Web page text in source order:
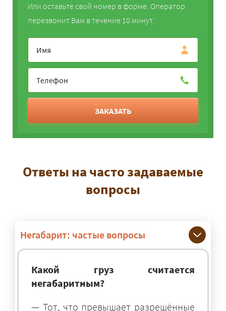
Или оставьте свой номер в форме. Оператор
перезвонит Вам в течение 10 минут.
ЗАКАЗАТЬ
Ответы на часто задаваемые
вопросы
Негабарит: частые вопросы
Какой груз считается
негабаритным?
— Тот, что превышает разрешённые